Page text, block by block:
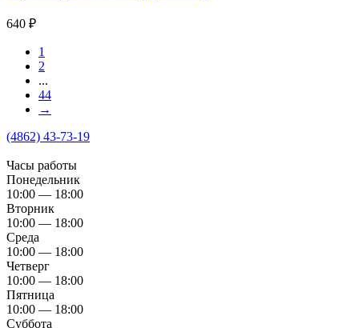
640 ₽
1
2
...
44
→
(4862) 43-73-19
Часы работы
Понедельник
10:00 — 18:00
Вторник
10:00 — 18:00
Среда
10:00 — 18:00
Четверг
10:00 — 18:00
Пятница
10:00 — 18:00
Суббота